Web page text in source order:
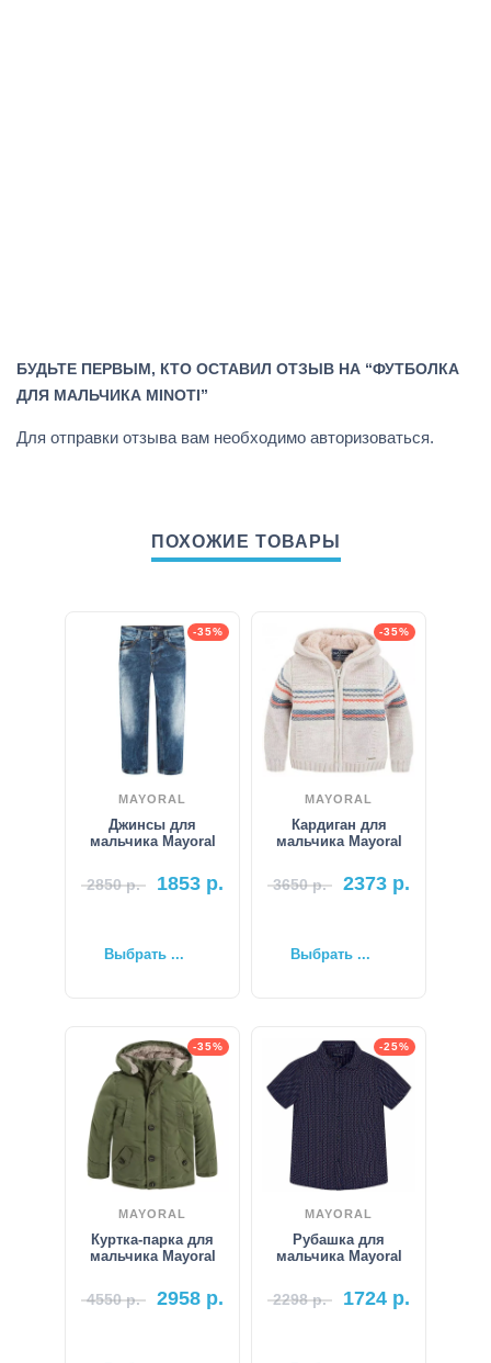
БУДЬТЕ ПЕРВЫМ, КТО ОСТАВИЛ ОТЗЫВ НА “ФУТБОЛКА
ДЛЯ МАЛЬЧИКА MINOTI”
Для отправки отзыва вам необходимо авторизоваться.
ПОХОЖИЕ ТОВАРЫ
-35%
MAYORAL
Джинсы для
мальчика Mayoral
2850р. 1853 р.
Выбрать ...
-35%
MAYORAL
Кардиган для
мальчика Mayoral
3650р. 2373 р.
Выбрать ...
-35%
MAYORAL
Куртка-парка для
мальчика Mayoral
4550р. 2958 р.
-25%
MAYORAL
Рубашка для
мальчика Mayoral
2298р. 1724 р.